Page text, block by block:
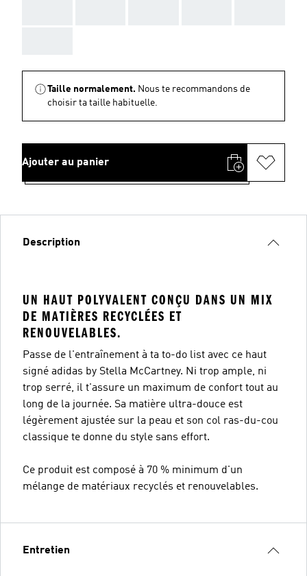
Taille normalement. Nous te recommandons de
choisir ta taille habituelle.
Ajouter au panier
Description
UN HAUT POLYVALENT CONÇU DANS UN MIX
DE MATIÈRES RECYCLÉES ET
RENOUVELABLES.
Passe de l'entraînement à ta to-do list avec ce haut
signé adidas by Stella McCartney. Ni trop ample, ni
trop serré, il t'assure un maximum de confort tout au
long de la journée. Sa matière ultra-douce est
légèrement ajustée sur la peau et son col ras-du-cou
classique te donne du style sans effort.
Ce produit est composé à 70 % minimum d'un
mélange de matériaux recyclés et renouvelables.
Entretien